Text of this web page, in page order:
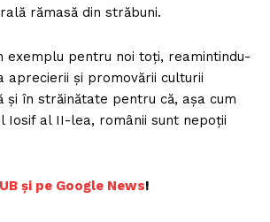
rămasă din străbuni.
exemplu pentru noi toți, reamintindu-
aprecierii și promovării culturii
și în străinătate pentru că, așa cum
Iosif al II-lea, românii sunt nepoții
și pe Google News!